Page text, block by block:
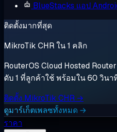
BlueStacks แอป
ติดตั้งมากที่สุด
MikroTik CHR ใน 1 คลิก
RouterOS Cloud Hosted
ดับ 1 ที่ลูกค้าใช้ พร้อมใน 60 วินา
ติดตั้ง MikroTik CHR →
ดูมาร์เก็ตเพลซทั้งหมด →
ราคา